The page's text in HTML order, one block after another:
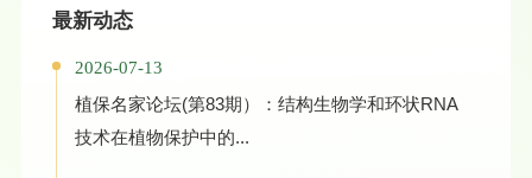
最新动态
2026-07-13
植保名家论坛(第83期）：结构生物学和环状RNA
技术在植物保护中的...